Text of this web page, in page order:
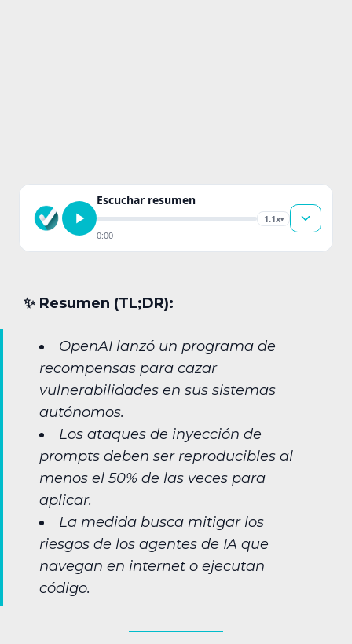
Escuchar resumen
1.1x▾
0:00
✨︎ Resumen (TL;DR):
OpenAI lanzó un programa de
recompensas para cazar
vulnerabilidades en sus sistemas
autónomos.
Los ataques de inyección de
prompts deben ser reproducibles al
menos el 50% de las veces para
aplicar.
La medida busca mitigar los
riesgos de los agentes de IA que
navegan en internet o ejecutan
código.